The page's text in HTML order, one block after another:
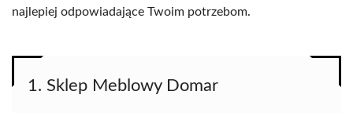
najlepiej odpowiadające Twoim potrzebom.
1. Sklep Meblowy Domar